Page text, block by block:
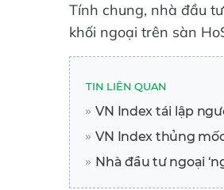
Tính chung, nhà đầu
khối ngoại trên sàn
TIN LIÊN QUAN
VN Index tái lập
VN Index thủng
Nhà đầu tư ngoại